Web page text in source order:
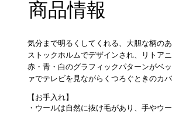
商品情報
気分まで明るくしてくれる、大胆な柄の
ストックホルムでデザインされ、リトア
赤・青・白のグラフィックパターンがベ
ァでテレビを見ながらくつろぐときのカ
【お手入れ】
・ウールは自然に抜け毛があり、手やウ